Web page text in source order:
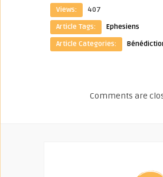
Views:
407
Article Tags:
Ephesiens
Article Categories:
Comments are